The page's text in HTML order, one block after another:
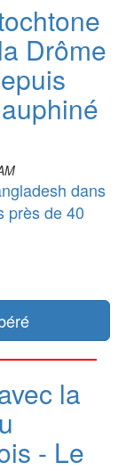
Drôme
dans
près de 40
la
- Le